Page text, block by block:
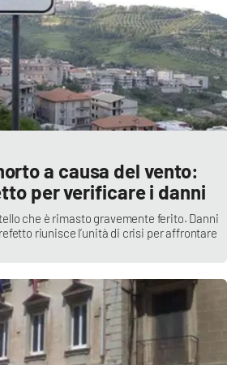
a causa del vento:
per verificare i danni
che è rimasto gravemente ferito. Danni
riunisce l’unità di crisi per affrontare